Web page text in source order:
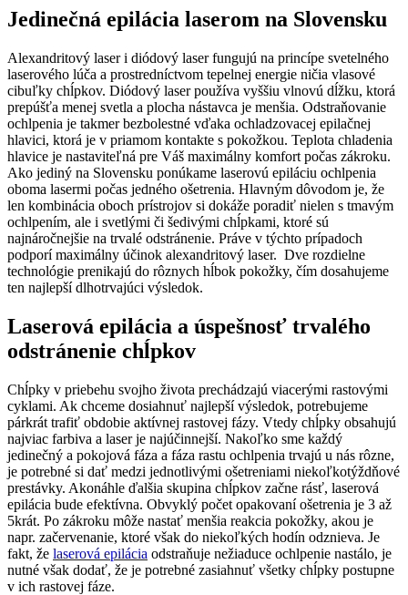
Jedinečná epilácia laserom na Slovensku
Alexandritový laser i diódový laser fungujú na princípe svetelného
laserového lúča a prostredníctvom tepelnej energie ničia vlasové
cibuľky chĺpkov. Diódový laser používa vyššiu vlnovú dĺžku, ktorá
prepúšťa menej svetla a plocha nástavca je menšia. Odstraňovanie
ochlpenia je takmer bezbolestné vďaka ochladzovacej epilačnej
hlavici, ktorá je v priamom kontakte s pokožkou. Teplota chladenia
hlavice je nastaviteľná pre Váš maximálny komfort počas zákroku.
Ako jediný na Slovensku ponúkame laserovú epiláciu ochlpenia
oboma lasermi počas jedného ošetrenia. Hlavným dôvodom je, že
len kombinácia oboch prístrojov si dokáže poradiť nielen s tmavým
ochlpením, ale i svetlými či šedivými chĺpkami, ktoré sú
najnáročnejšie na trvalé odstránenie. Práve v týchto prípadoch
podporí maximálny účinok alexandritový laser. Dve rozdielne
technológie prenikajú do rôznych hĺbok pokožky, čím dosahujeme
ten najlepší dlhotrvajúci výsledok.
Laserová epilácia a úspešnosť trvalého
odstránenie chĺpkov
Chĺpky v priebehu svojho života prechádzajú viacerými rastovými
cyklami. Ak chceme dosiahnuť najlepší výsledok, potrebujeme
párkrát trafiť obdobie aktívnej rastovej fázy. Vtedy chĺpky obsahujú
najviac farbiva a laser je najúčinnejší. Nakoľko sme každý
jedinečný a pokojová fáza a fáza rastu ochlpenia trvajú u nás rôzne,
je potrebné si dať medzi jednotlivými ošetreniami niekoľkotýždňové
prestávky. Akonáhle ďalšia skupina chĺpkov začne rásť, laserová
epilácia bude efektívna. Obvyklý počet opakovaní ošetrenia je 3 až
5krát. Po zákroku môže nastať menšia reakcia pokožky, akou je
napr. začervenanie, ktoré však do niekoľkých hodín odznieva. Je
fakt, že laserová epilácia odstraňuje nežiaduce ochlpenie nastálo, je
nutné však dodať, že je potrebné zasiahnuť všetky chĺpky postupne
v ich rastovej fáze.